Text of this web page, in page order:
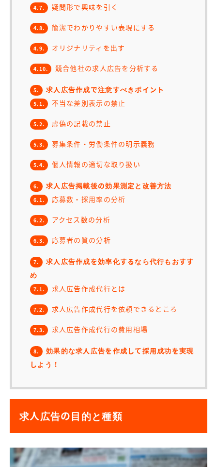
4.7. 疑問形で興味を引く
4.8. 簡潔でわかりやすい表現にする
4.9. オリジナリティを出す
4.10. 競合他社の求人広告を分析する
5. 求人広告作成で注意すべきポイント
5.1. 不当な差別表示の禁止
5.2. 虚偽の記載の禁止
5.3. 募集条件・労働条件の明示義務
5.4. 個人情報の適切な取り扱い
6. 求人広告掲載後の効果測定と改善方法
6.1. 応募数・採用率の分析
6.2. アクセス数の分析
6.3. 応募者の質の分析
7.
求人広告作成を効率化するなら代行もおすす
め
7.1. 求人広告作成代行とは
7.2. 求人広告作成代行を依頼できるところ
7.3. 求人広告作成代行の費用相場
8.
効果的な求人広告を作成して採用成功を実現
しよう！
求人広告の目的と種類